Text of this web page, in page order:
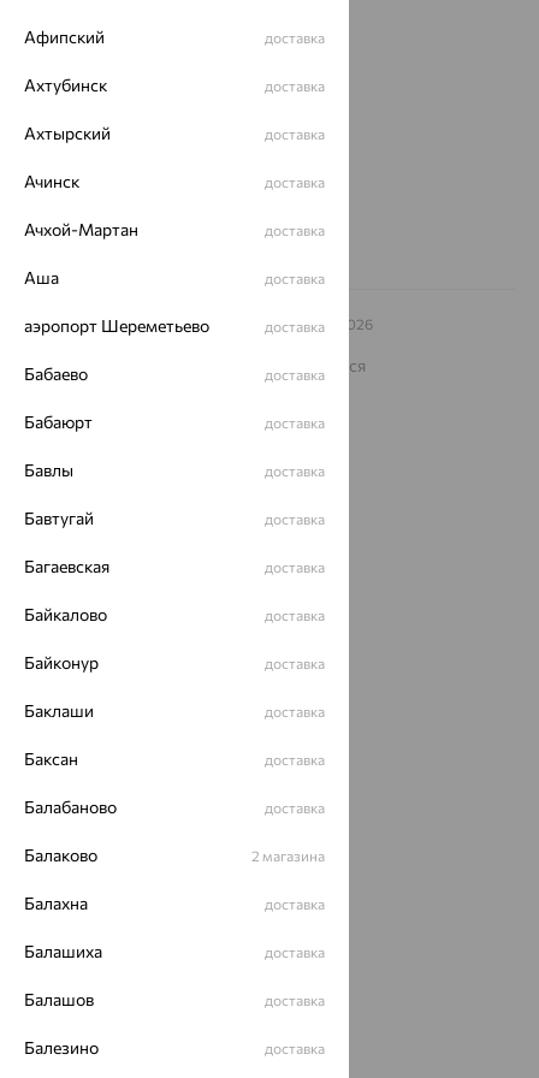
Магазины и доставка г. Липецк
ул. Зегеля, 27/2
еще 3
Другие города
Заказать звонок
© ООО «Ювелирный дом «Кристалл»,2009 – 2026
На информационном ресурсе применяются
рекомендательные технологии
ОГРН 1044800168379
Разработка сайта —
Афипский доставка
Ахтубинск доставка
Ахтырский доставка
Ачинск доставка
Ачхой-Мартан доставка
Аша доставка
аэропорт Шереметьево доставка
Бабаево доставка
Бабаюрт доставка
Бавлы доставка
Бавтугай доставка
Багаевская доставка
Байкалово доставка
Байконур доставка
Баклаши доставка
Баксан доставка
Балабаново доставка
Балаково 2 магазина
Балахна доставка
Балашиха доставка
Балашов доставка
Балезино доставка